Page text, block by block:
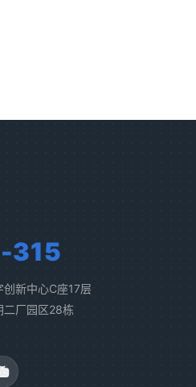
新中心C座17层
二厂园区28栋